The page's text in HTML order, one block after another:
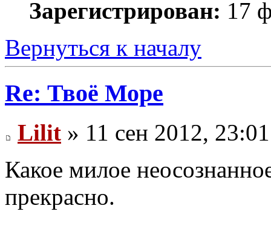
Зарегистрирован: 17
Вернуться к началу
Re: Твоё Море
Lilit » 11 сен 2012, 23:01
Какое милое
прекрасно.